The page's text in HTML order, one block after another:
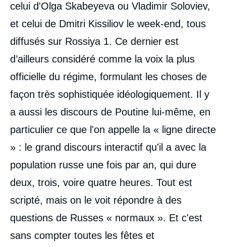
celui d'Olga Skabeyeva ou Vladimir Soloviev,
et celui de Dmitri Kissiliov le week-end, tous
diffusés sur Rossiya 1. Ce dernier est
d’ailleurs considéré comme la voix la plus
officielle du régime, formulant les choses de
façon très sophistiquée idéologiquement. Il y
a aussi les discours de Poutine lui-même, en
particulier ce que l'on appelle la « ligne directe
» : le grand discours interactif qu'il a avec la
population russe une fois par an, qui dure
deux, trois, voire quatre heures. Tout est
scripté, mais on le voit répondre à des
questions de Russes « normaux ». Et c'est
sans compter toutes les fêtes et